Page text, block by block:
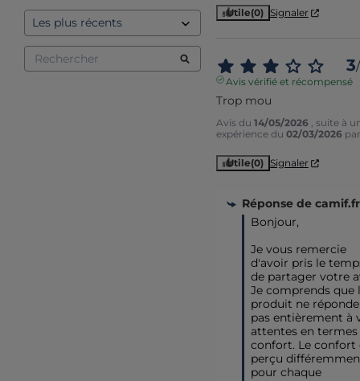
Utile(0) Signaler
3/
Avis vérifié et récompensé
Trop mou
Avis du 14/05/2026 , suite à
expérience du 02/03/2026
Utile(0) Signaler
Réponse de camif.fr
Bonjour,
Je vous remercie
d'avoir pris le
de partager votre
Je comprends que
produit ne réponde
pas entièrement à
attentes en termes
confort. Le confort
perçu
pour chaque